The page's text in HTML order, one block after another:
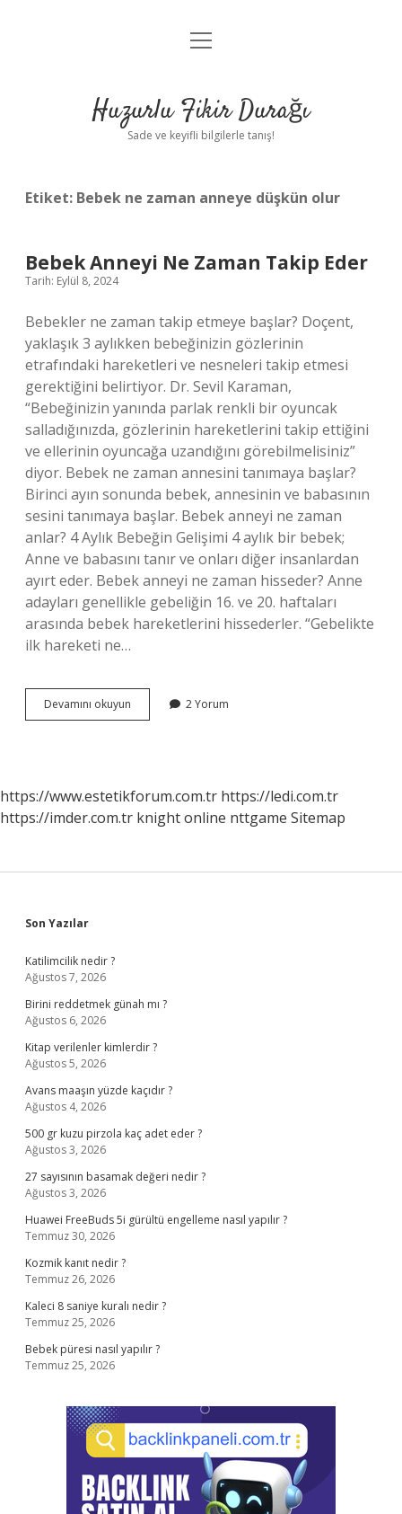
Anasayfa
Yasal Uyarı
menüyü
Huzurlu Fikir Durağı
Sade ve keyifli bilgilerle tanış!
Etiket: Bebek ne zaman anneye düşkün olur
Bebek Anneyi Ne Zaman Takip Eder
Tarih: Eylül 8, 2024
Bebekler ne zaman takip etmeye başlar? Doçent,
yaklaşık 3 aylıkken bebeğinizin gözlerinin
etrafındaki hareketleri ve nesneleri takip etmesi
gerektiğini belirtiyor. Dr. Sevil Karaman,
“Bebeğinizin yanında parlak renkli bir oyuncak
salladığınızda, gözlerinin hareketlerini takip ettiğini
ve ellerinin oyuncağa uzandığını görebilmelisiniz”
diyor. Bebek ne zaman annesini tanımaya başlar?
Birinci ayın sonunda bebek, annesinin ve babasının
sesini tanımaya başlar. Bebek anneyi ne zaman
anlar? 4 Aylık Bebeğin Gelişimi 4 aylık bir bebek;
Anne ve babasını tanır ve onları diğer insanlardan
ayırt eder. Bebek anneyi ne zaman hisseder? Anne
adayları genellikle gebeliğin 16. ve 20. haftaları
arasında bebek hareketlerini hissederler. “Gebelikte
ilk hareketi ne…
Devamını okuyun
Anneyi
2 Yorum
https://www.estetikforum.com.tr https://ledi.com.tr
https://imder.com.tr knight online nttgame Sitemap
Sidebar
Son Yazılar
Katilimcilik nedir ?
Ağustos 7, 2026
Birini reddetmek günah mı ?
Ağustos 6, 2026
Kitap verilenler kimlerdir ?
Ağustos 5, 2026
Avans maaşın yüzde kaçıdır ?
Ağustos 4, 2026
500 gr kuzu pirzola kaç adet eder ?
Ağustos 3, 2026
27 sayısının basamak değeri nedir ?
Ağustos 3, 2026
Huawei FreeBuds 5i gürültü engelleme nasıl yapılır ?
Temmuz 30, 2026
Kozmik kanıt nedir ?
Temmuz 26, 2026
Kaleci 8 saniye kuralı nedir ?
Temmuz 25, 2026
Bebek püresi nasıl yapılır ?
Temmuz 25, 2026